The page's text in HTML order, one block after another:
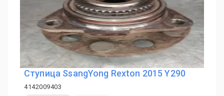
Ступица SsangYong Rexton 2015 Y290
4142009403